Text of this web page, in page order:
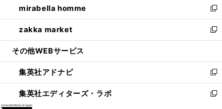
く
で
開
く
ド
ウ
で
開
ィ
ン
ド
ウ
開
く
い
ウ
ィ
ン
ウ
で
開
く
mirabella homme
新
し
い
ウ
ン
ド
ウ
で
zakka market
新
し
ウ
ィ
ン
ド
その他WEBサービス
集英社アドナビ
新
し
い
集英社エディターズ・ラボ
新